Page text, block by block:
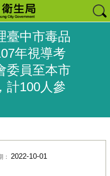
臺中市毒品
年視導考
委員至本市
計100人參
： 2022-10-01